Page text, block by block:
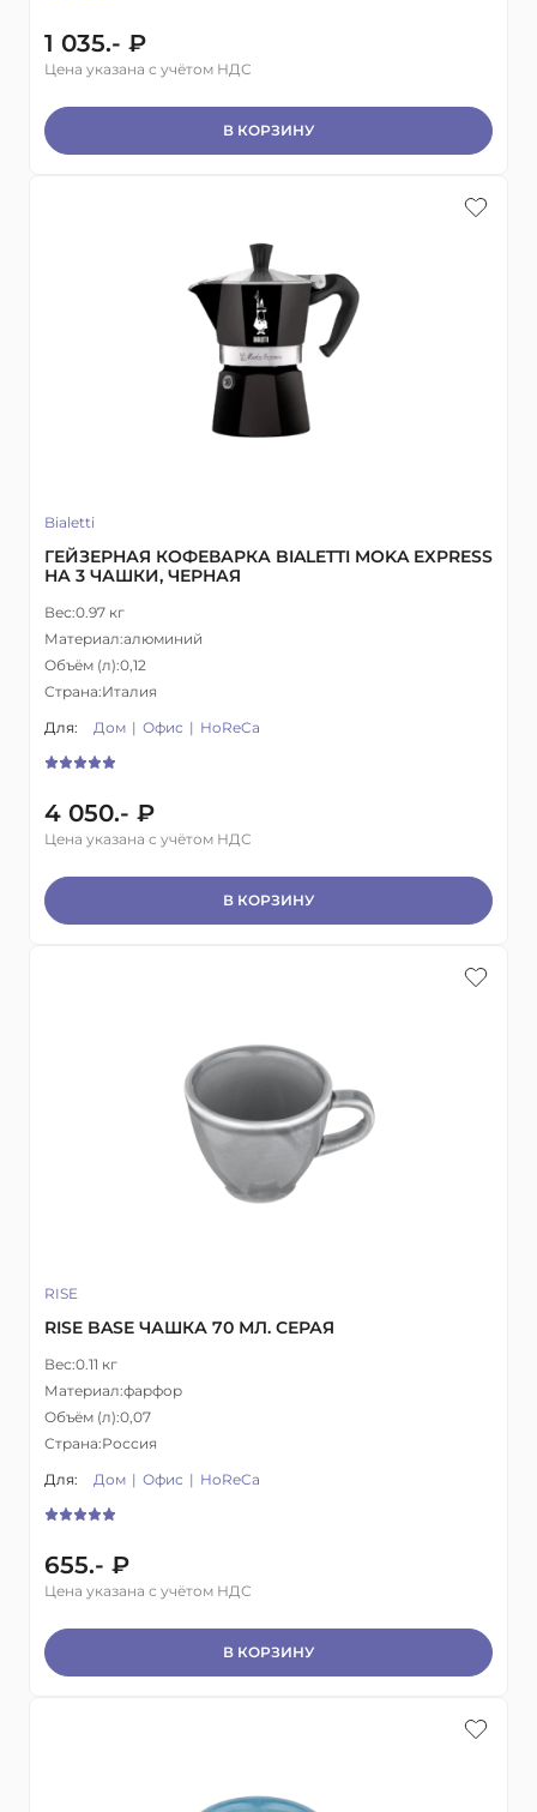
1 035.- ₽
Цена указана с учётом НДС
В КОРЗИНУ
Bialetti
ГЕЙЗЕРНАЯ КОФЕВАРКА BIALETTI MOKA EXPRESS
НА 3 ЧАШКИ, ЧЕРНАЯ
Вес:0.97 кг
Материал:алюминий
Объём (л):0,12
Страна:Италия
Для:
Дом Офис HoReCa
4 050.- ₽
Цена указана с учётом НДС
В КОРЗИНУ
RISE
RISE BASE ЧАШКА 70 МЛ. СЕРАЯ
Вес:0.11 кг
Материал:фарфор
Объём (л):0,07
Страна:Россия
Для:
Дом Офис HoReCa
655.- ₽
Цена указана с учётом НДС
В КОРЗИНУ